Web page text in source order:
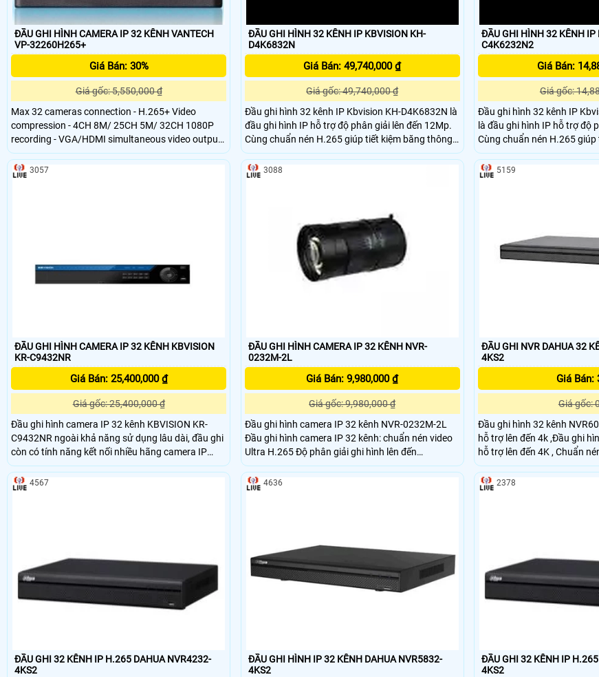
ĐẦU GHI HÌNH CAMERA IP 32 KÊNH VANTECH
VP-32260H265+
Giá Bán: 30%
Giá gốc: 5,550,000 ₫
Max 32 cameras connection - H.265+ Video
compression - 4CH 8M/ 25CH 5M/ 32CH 1080P
recording - VGA/HDMI simultaneous video output -
All channel synchronous real time playback &
smart search - Support 2 SATA HDD port - Support
cloud technology for remote viewing and control
ĐẦU GHI HÌNH 32 KÊNH IP KBVISION KH-
D4K6832N
Giá Bán: 49,740,000 ₫
Giá gốc: 49,740,000 ₫
Đầu ghi hình 32 kênh IP Kbvision KH-D4K6832N là
đầu ghi hình IP hỗ trợ độ phân giải lên đến 12Mp.
Cùng chuẩn nén H.265 giúp tiết kiệm băng thông
và ổ cứng.
ĐẦU GHI HÌNH 32 KÊNH IP
C4K6232N2
Giá Bán:
Giá gốc:
Đầu ghi hình 32 kênh IP
là đầu ghi hình IP hỗ trợ độ
Cùng chuẩn nén H.265
và ổ cứng.
ĐẦU GHI HÌNH CAMERA IP 32 KÊNH KBVISION
KR-C9432NR
Giá Bán: 25,400,000 ₫
Giá gốc: 25,400,000 ₫
Đầu ghi hình camera IP 32 kênh KBVISION KR-
C9432NR ngoài khả năng sử dụng lâu dài, đầu ghi
còn có tính năng kết nối nhiều hãng camera IP
khác nhau Quan sát từ xa qua điện thoại di động
3057
ĐẦU GHI HÌNH CAMERA IP 32 KÊNH NVR-
0232M-2L
Giá Bán: 9,980,000 ₫
Giá gốc: 9,980,000 ₫
Đầu ghi hình camera IP 32 kênh NVR-0232M-2L
Đầu ghi hình camera IP 32 kênh: chuẩn nén video
Ultra H.265 Độ phân giải ghi hình lên đến
8MPCổng ra HDMI với độ phân giải 4K Xem lại
đồng thời 16 kênh Hỗ trợ camera IP của hãng thứ
3 với chuẩn Onvif
3088
ĐẦU GHI NVR DAHUA 32
4KS2
Giá Bán:
Giá gốc:
Đầu ghi hình 32 kênh
hỗ trợ lên đến 4k ,Đầu ghi
hỗ trợ lên đến 4K , Chuẩn
H.265/H.264/MJPEG/
với phân giải hỗ trợ lên đến
12Mp/8Mp/6Mp/5Mp/
5159
ĐẦU GHI 32 KÊNH IP H.265 DAHUA NVR4232-
4KS2
4567
ĐẦU GHI HÌNH IP 32 KÊNH DAHUA NVR5832-
4KS2
4636
ĐẦU GHI 32 KÊNH IP
4KS2
2378